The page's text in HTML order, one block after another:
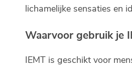
lichamelijke sensaties en
Waarvoor gebruik je
IEMT is geschikt voor